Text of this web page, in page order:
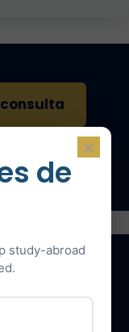
×
de
study-abroad